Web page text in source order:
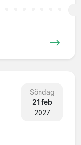
Söndag
21 feb
2027